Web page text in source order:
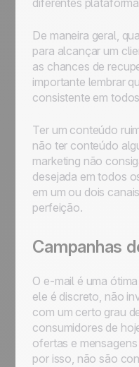
diferentes
De maneira geral,
para alcançar um
as chances de
importante lembrar
consistente em
Ter um conteúdo
não ter conteúdo
marketing não
desejada em todos
em um ou dois
perfeição.
Campanhas
O e-mail é uma
ele é discreto, não
com um certo grau
consumidores de
ofertas e
por isso, não são